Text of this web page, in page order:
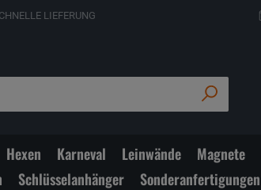
LIEFERUNG
Hexen Karneval Leinwände Magnete
Schlüsselanhänger Sonderanfertigungen